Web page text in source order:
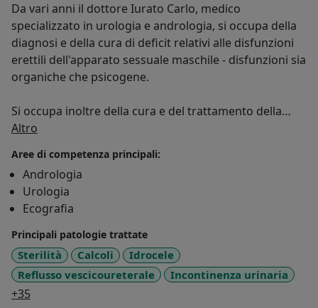
Da vari anni il dottore Iurato Carlo, medico
specializzato in urologia e andrologia, si occupa della
diagnosi e della cura di deficit relativi alle disfunzioni
erettili dell'apparato sessuale maschile - disfunzioni sia
organiche che psicogene.
Si occupa inoltre della cura e del trattamento della
calcolosi renoureterale per via endoscopica e del
via laparoscopica, potendo vantare competenze
avanzate e sempre aggiornate.
Il Dr. Iurato Carlo, che opera come libero
professionista presso l'omonimo Studio Medico di
Ragusa, ha completato e approfondito parte della
propria esperienza presso importanti centri di
riferimento nazionali specializzati nel settore
uroandrologici.
Altro
Aree di competenza principali:
Andrologia
Urologia
Ecografia
Principali patologie trattate
Sterilità Calcoli
Idrocele
Reflusso vescicoureterale
Incontinenza urinaria
+35